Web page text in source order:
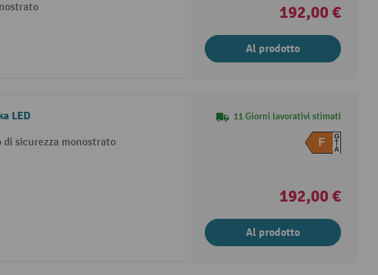
192,00 €
Al prodotto
LED
sicurezza monostrato
11 Giorni lavorativi stimati
F
G
A
192,00 €
Al prodotto